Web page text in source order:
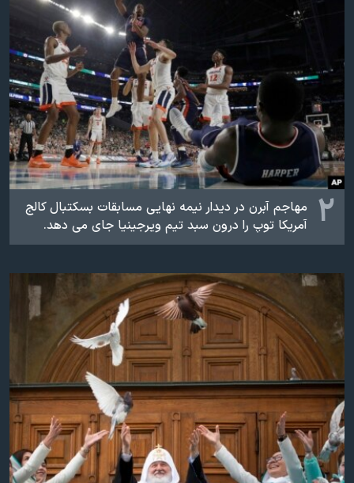
نرگس محمدی برنده جایزه نوبل صلح
همایش محافظه‌کاران آمریکا «سی‌پک»
صفحه‌های ویژه
سفر پرزیدنت ترامپ به چین
۲
مهاجم آبرن در دیدار نیمه نهایی مسابقات بسکتبال کالج
آمریکا توپ را درون سبد تیم ویرجینیا جای می دهد.